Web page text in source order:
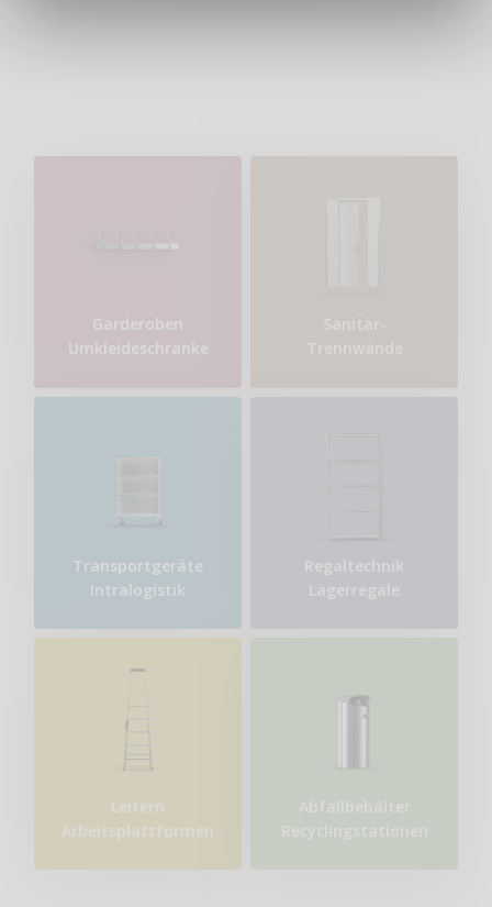
Garderoben
Umkleideschränke
Sanitär-
Trennwände
Transport​geräte
Intralogistik
Regaltechnik
Lagerregale
Leitern
Arbeitsplattformen
Abfallbehälter
Recyclingstationen